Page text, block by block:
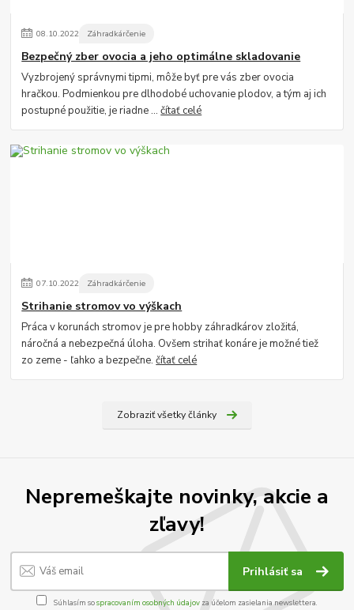
08.10.2022 Záhradkárčenie
Bezpečný zber ovocia a jeho optimálne skladovanie
Vyzbrojený správnymi tipmi, môže byť pre vás zber ovocia
hračkou. Podmienkou pre dlhodobé uchovanie plodov, a tým aj ich
postupné použitie, je riadne ...čítať celé
07.10.2022 Záhradkárčenie
Strihanie stromov vo výškach
Práca v korunách stromov je pre hobby záhradkárov zložitá,
náročná a nebezpečná úloha. Ovšem strihať konáre je možné tiež
zo zeme - ľahko a bezpečne.čítať celé
Zobraziť všetky články
Nepremeškajte novinky, akcie a
zľavy!
Prihlásiť sa
Súhlasím sospracovaním osobných údajov za účelom zasielania newslettera.